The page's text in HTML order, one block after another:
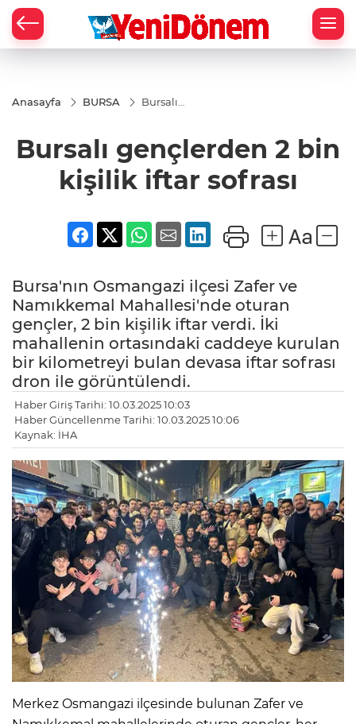
Anasayfa BURSA
Bursalı
iftar sofrası
Bursalı gençlerden 2 bin
kişilik iftar sofrası
Bursa'nın Osmangazi ilçesi Zafer ve
Namıkkemal Mahallesi'nde oturan
gençler, 2 bin kişilik iftar verdi. İki
mahallenin ortasındaki caddeye kurulan
bir kilometreyi bulan devasa iftar sofrası
dron ile görüntülendi.
Haber Giriş Tarihi: 10.03.2025 10:03
Haber Güncellenme Tarihi: 10.03.2025 10:06
Kaynak: İHA
Merkez Osmangazi ilçesinde bulunan Zafer ve